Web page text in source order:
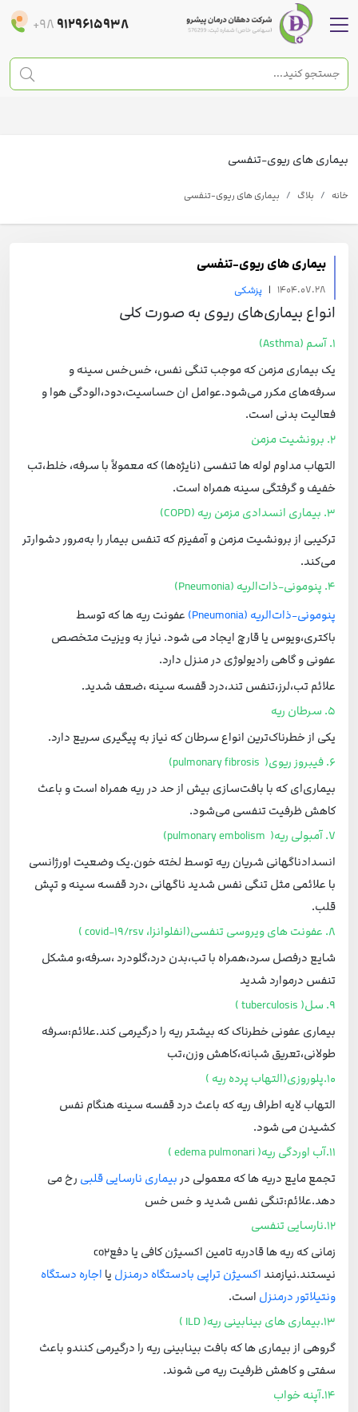
+98 9129615938
بیماری های ریوی-تنفسی
خانه بلاگ بیماری های ریوی-تنفسی
بیماری های ریوی-تنفسی
1404.07.28
| پزشکی
انواع بیماری‌های ریوی به صورت کلی
1. آسم (Asthma)
یک بیماری مزمن که موجب تنگی نفس، خس‌خس سینه و
سرفه‌های مکرر می‌شود.عوامل ان حساسیت،دود،الودگی هوا و
فعالیت بدنی است.
2. برونشیت مزمن
التهاب مداوم لوله ها تنفسی (نایژه‌ها) که معمولاً با سرفه‌، خلط‌،تب
خفیف و گرفتگی سینه همراه است.
3. بیماری انسدادی مزمن ریه (COPD)
ترکیبی از برونشیت مزمن و آمفیزم که تنفس بیمار را به‌مرور دشوارتر
می‌کند.
4. پنومونی-ذات‌الریه (Pneumonia)
پنومونی-ذات‌الریه (Pneumonia)
عفونت ریه ها که توسط
باکتری،ویوس یا قارچ ایجاد می شود. نیاز به ویزیت متخصص
عفونی و گاهی رادیولوژی در منزل دارد.
علائم تب،لرز،تنفس تند،درد قفسه سینه ،ضعف شدید.
5. سرطان ریه
یکی از خطرناک‌ترین انواع سرطان که نیاز به پیگیری سریع دارد.
6. فیبروز ریوی( pulmonary fibrosis)
بیماری‌ای که با بافت‌سازی بیش از حد در ریه همراه است و باعث
کاهش ظرفیت تنفسی می‌شود.
7. آمبولی ریه( pulmonary embolism)
انسدادناگهانی شریان ریه توسط لخته خون.یک وضعیت اورژانسی
با علائمی مثل تنگی نفس شدید ناگهانی ،درد قفسه سینه و تپش
قلب.
8. عفونت های ویروسی تنفسی(انفلوانزا، covid-19/rsv )
شایع درفصل سرد،همراه با تب،بدن درد،گلودرد ،سرفه،و مشکل
تنفس درموارد شدید
9. سل( tuberculosis )
بیماری عفونی خطرناک که بیشتر ریه را درگیرمی کند.علائم:سرفه
طولانی،تعریق شبانه،کاهش وزن،تب
10.پلوروزی(التهاب پرده ریه )
التهاب لایه اطراف ریه که باعث درد قفسه سینه هنگام نفس
کشیدن می شود.
11.آب اوردگی ریه( edema pulmonari )
تجمع مایع دریه ها که معمولی در بیماری نارسایی قلبی رخ می
دهد.علائم:تنگی نفس شدید و خس خس
12.نارسایی تنفسی
نیستند.نیازمنداکسیژن تراپی بادستگاه درمنزل یا اجاره دستگاه
ونتیلاتور درمنزل است.
13.بیماری های بینابینی ریه( ILD )
گروهی از بیماری ها که بافت بینابینی ریه را درگیرمی کنندو باعث
سفتی و کاهش ظرفیت ریه می شوند.
14.آپنه خواب